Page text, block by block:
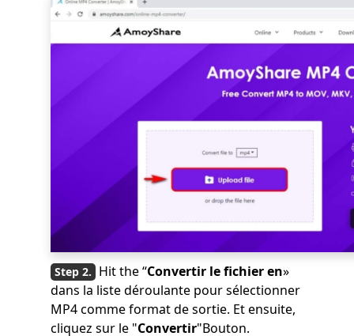
Hit the “Convertir le fichier en»
dans la liste déroulante pour sélectionner
MP4 comme format de sortie. Et ensuite,
cliquez sur le "Convertir"Bouton.